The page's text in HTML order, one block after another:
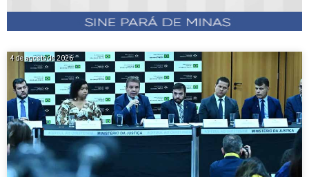
4 de agosto de 2026